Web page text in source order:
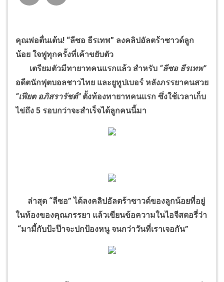
คุณพ่อตื่นเต้น! “ลีซอ ธีรเทพ” ลงคลิปอัลตร้าซาวด์ลูก
น้อย ใจฟูทุกครั้งที่เค้าขยับตัว
เตรียมตัวมีทายาทคนแรกแล้ว สำหรับ “ลีซอ ธีรเทพ”
อดีตนักฟุตบอลชาวไทย และยูทูปเบอร์ หลังภรรยาคนสวย
“เฟียต อภิสรารัชต์”ตั้งท้องทายาทคนแรก ซึ่งใช้เวลาเก็บ
ไข่ถึง 5 รอบกว่าจะสำเร็จได้ลูกคนนี้มา
ล่าสุด “ลีซอ” ได้ลงคลิปอัลตร้าซาวด์ของลูกน้อยที่อยู่
ในท้องของคุณภรรยา แล้วเขียนข้อความในไอจีสตอรี่ว่า
“มามี้กับป้ะป๊าจะปกป้องหนู จนกว่าวันที่เราเจอกัน”